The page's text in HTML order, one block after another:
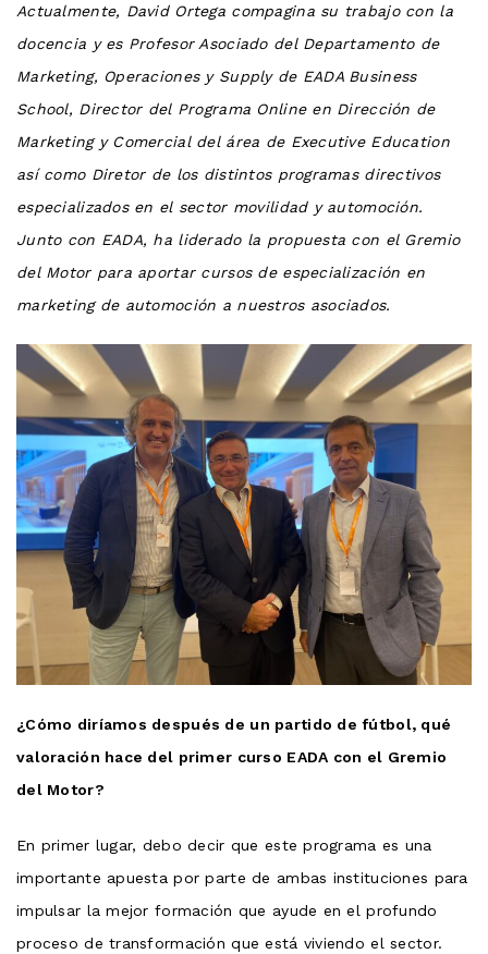
Actualmente, David Ortega compagina su trabajo con la
docencia y es Profesor Asociado del Departamento de
Marketing, Operaciones y Supply de EADA Business
School, Director del Programa Online en Dirección de
Marketing y Comercial del área de Executive Education
así como Diretor de los distintos programas directivos
especializados en el sector movilidad y automoción.
Junto con EADA, ha liderado la propuesta con el Gremio
del Motor para aportar cursos de especialización en
marketing de automoción a nuestros asociados.
¿Cómo diríamos después de un partido de fútbol, ​​qué
valoración hace del primer curso EADA con el Gremio
del Motor?
En primer lugar, debo decir que este programa es una
importante apuesta por parte de ambas instituciones para
impulsar la mejor formación que ayude en el profundo
proceso de transformación que está viviendo el sector.